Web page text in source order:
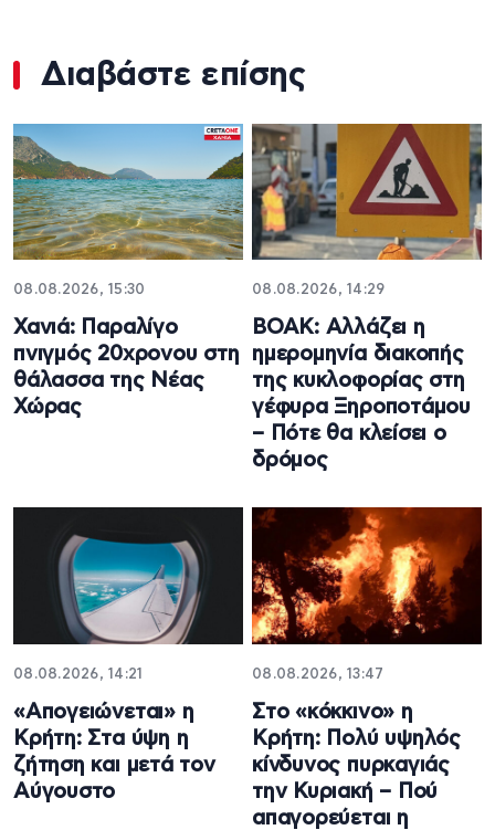
Διαβάστε επίσης
08.08.2026, 15:30
Χανιά: Παραλίγο
πνιγμός 20χρονου στη
θάλασσα της Νέας
Χώρας
08.08.2026, 14:29
ΒΟΑΚ: Αλλάζει η
ημερομηνία διακοπής
της κυκλοφορίας στη
γέφυρα Ξηροποτάμου
– Πότε θα κλείσει ο
δρόμος
08.08.2026, 14:21
«Απογειώνεται» η
Κρήτη: Στα ύψη η
ζήτηση και μετά τον
Αύγουστο
08.08.2026, 13:47
Στο «κόκκινο» η
Κρήτη: Πολύ υψηλός
κίνδυνος πυρκαγιάς
την Κυριακή – Πού
απαγορεύεται η